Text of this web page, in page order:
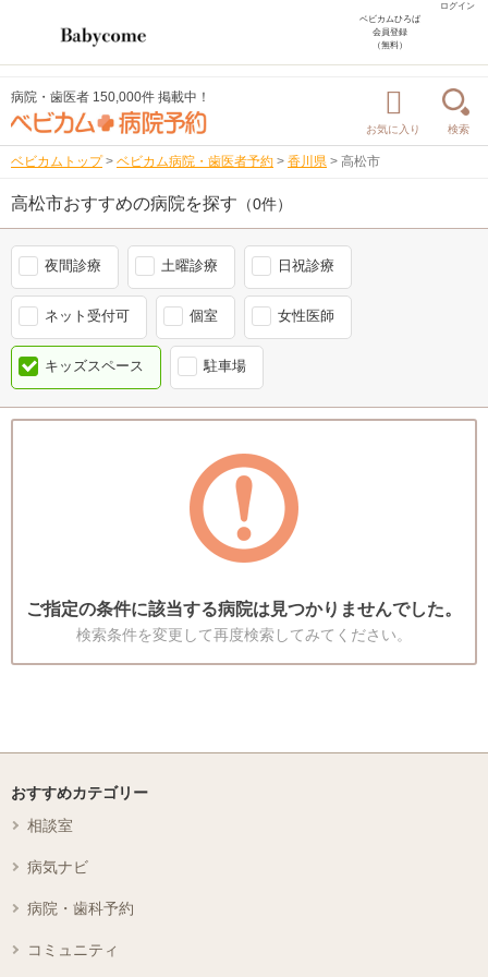
ログイン
ベビカムひろば
会員登録
（無料）
病院・歯医者 150,000件 掲載中！
お気に入り 検索
ベビカムトップ > ベビカム病院・歯医者予約 > 香川県 > 高松市
高松市おすすめの病院を探す （0件）
夜間診療 土曜診療 日祝診療
ネット受付可 個室 女性医師
キッズスペース 駐車場
ご指定の条件に該当する病院は見つかりませんでした。
検索条件を変更して再度検索してみてください。
おすすめカテゴリー
相談室
病気ナビ
病院・歯科予約
コミュニティ